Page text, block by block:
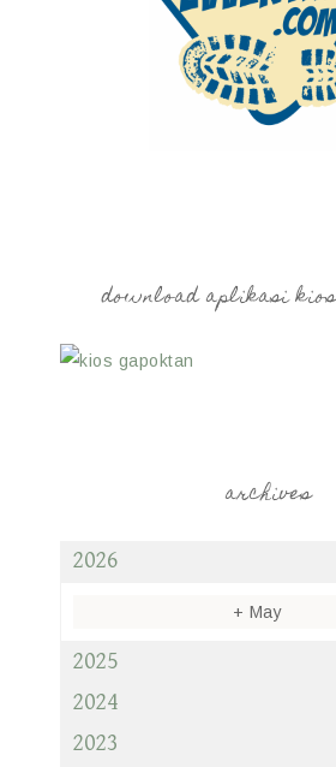
download aplikasi
archives
2026
+ May
2025
2024
2023